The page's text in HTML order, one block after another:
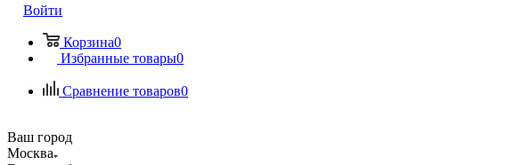
Войти
Корзина0
Избранные товары0
Сравнение товаров0
Ваш город
Москва